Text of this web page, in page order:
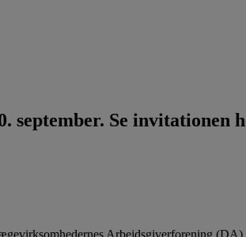
september. Se invitationen